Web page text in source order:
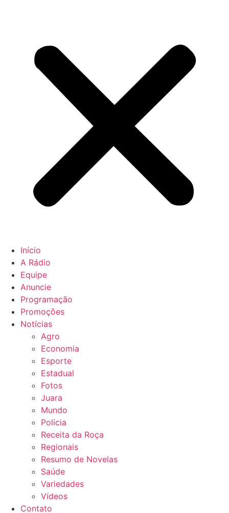
Início
A Rádio
Equipe
Anuncie
Programação
Promoções
Notícias
Agro
Economia
Esporte
Estadual
Fotos
Juara
Mundo
Policia
Receita da Roça
Regionais
Resumo de Novelas
Saúde
Variedades
Vídeos
Contato